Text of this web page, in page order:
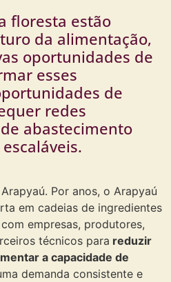
floresta estão
da alimentação,
oportunidades de
esses
de
redes
abastecimento
Por anos, o Arapyaú
em cadeias de ingredientes
empresas, produtores,
técnicos para reduzir
a capacidade de
demanda consistente e